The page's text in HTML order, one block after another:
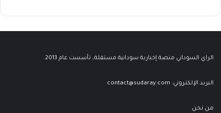
الراي السوداني منصة إخبارية سودانية مستقلة، تأسست عام 2013.
البريد الإلكتروني: contact@sudaray.com
من نحن